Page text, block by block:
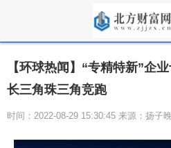
【环球热闻】“专精特新”企
长三角珠三角竞跑
时间：2022-08-29 15:30:45 来源：扬子